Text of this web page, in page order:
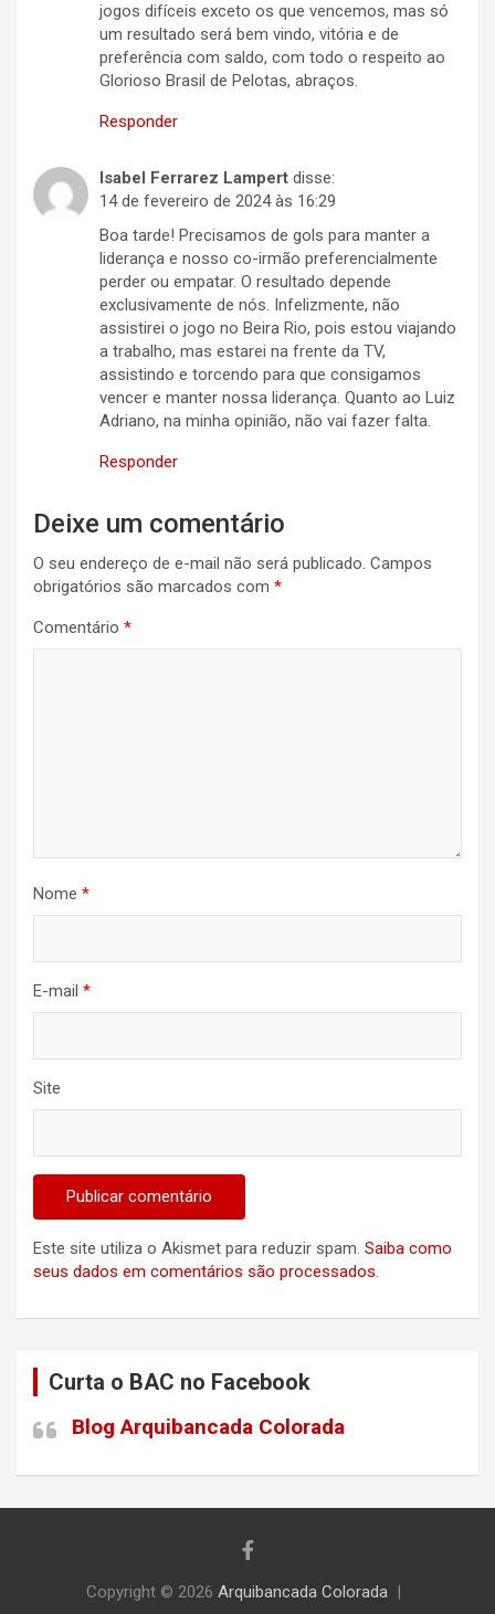
jogos difíceis exceto os que vencemos, mas só
um resultado será bem vindo, vitória e de
preferência com saldo, com todo o respeito ao
Glorioso Brasil de Pelotas, abraços.
Responder
Isabel Ferrarez Lampert disse:
14 de fevereiro de 2024 às 16:29
Boa tarde! Precisamos de gols para manter a
liderança e nosso co-irmão preferencialmente
perder ou empatar. O resultado depende
exclusivamente de nós. Infelizmente, não
assistirei o jogo no Beira Rio, pois estou viajando
a trabalho, mas estarei na frente da TV,
assistindo e torcendo para que consigamos
vencer e manter nossa liderança. Quanto ao Luiz
Adriano, na minha opinião, não vai fazer falta.
Responder
Deixe um comentário
O seu endereço de e-mail não será publicado. Campos
obrigatórios são marcados com *
Comentário *
Nome *
E-mail *
Site
Este site utiliza o Akismet para reduzir spam. Saiba como
seus dados em comentários são processados.
Curta o BAC no Facebook
Blog Arquibancada Colorada
Copyright © 2026 Arquibancada Colorada